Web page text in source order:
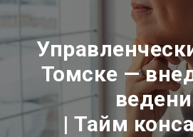
Томске —
| Тайм